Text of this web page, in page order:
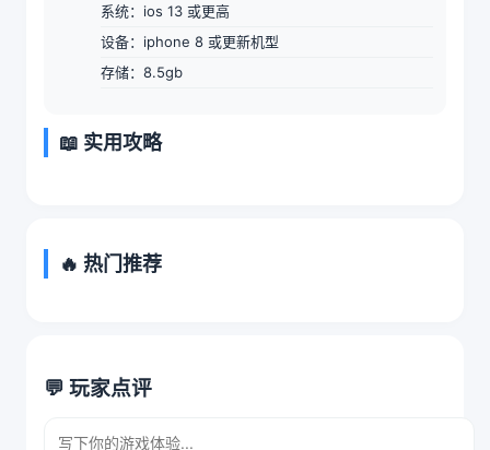
系统：ios 13 或更高
设备：iphone 8 或更新机型
存储：8.5gb
📖 实用攻略
🔥 热门推荐
💬 玩家点评